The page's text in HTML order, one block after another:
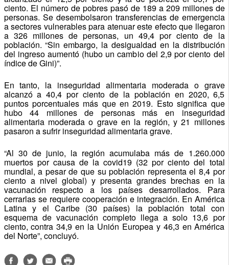
ciento. El número de pobres pasó de 189 a 209 millones de
personas. Se desembolsaron transferencias de emergencia
a sectores vulnerables para atenuar este efecto que llegaron
a 326 millones de personas, un 49,4 por ciento de la
población. “Sin embargo, la desigualdad en la distribución
del ingreso aumentó (hubo un cambio del 2,9 por ciento del
índice de Gini)”.
En tanto, la inseguridad alimentaria moderada o grave
alcanzó a 40,4 por ciento de la población en 2020, 6,5
puntos porcentuales más que en 2019. Esto significa que
hubo 44 millones de personas más en inseguridad
alimentaria moderada o grave en la región, y 21 millones
pasaron a sufrir inseguridad alimentaria grave.
“Al 30 de junio, la región acumulaba más de 1.260.000
muertos por causa de la covid19 (32 por ciento del total
mundial, a pesar de que su población representa el 8,4 por
ciento a nivel global) y presenta grandes brechas en la
vacunación respecto a los países desarrollados. Para
cerrarlas se requiere cooperación e integración. En América
Latina y el Caribe (30 países) la población total con
esquema de vacunación completo llega a solo 13,6 por
ciento, contra 34,9 en la Unión Europea y 46,3 en América
del Norte”, concluyó.